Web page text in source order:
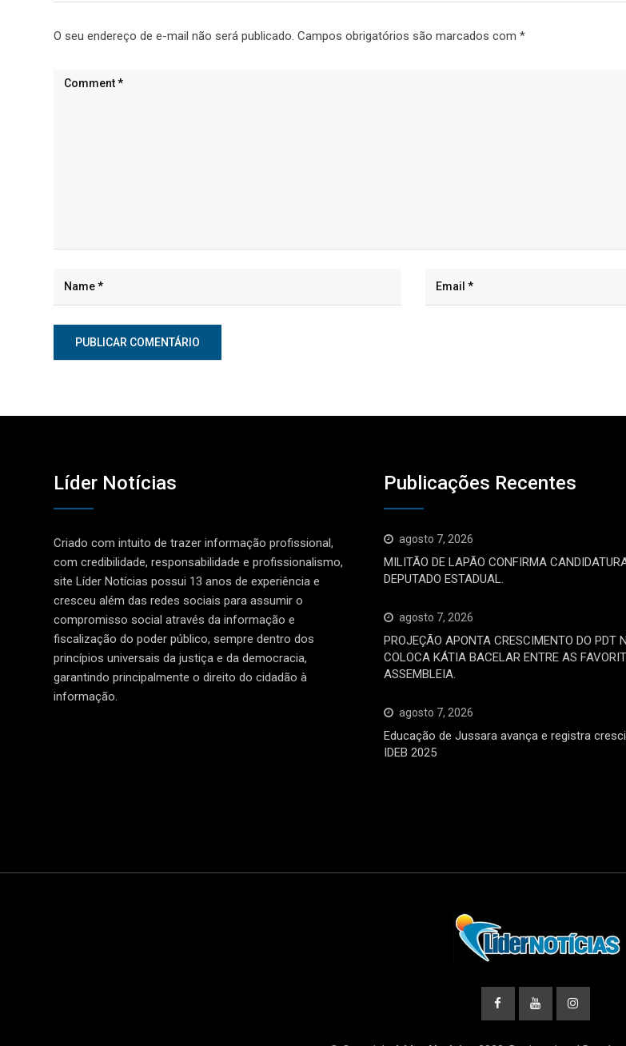
O seu endereço de e-mail não será publicado. Campos obrigatórios são marcados com *
Líder Notícias
Criado com intuito de trazer informação profissional,
com credibilidade, responsabilidade e profissionalismo,
site Líder Notícias possui 13 anos de experiência e
cresceu além das redes sociais para assumir o
compromisso social através da informação e
fiscalização do poder público, sempre dentro dos
princípios universais da justiça e da democracia,
garantindo principalmente o direito do cidadão à
informação.
Publicações Recentes
agosto 7, 2026
MILITÃO DE LAPÃO CONFIRMA
DEPUTADO ESTADUAL.
agosto 7, 2026
PROJEÇÃO APONTA CRESCIMENTO DO PDT
COLOCA KÁTIA BACELAR ENTRE AS
ASSEMBLEIA.
agosto 7, 2026
Educação de Jussara avança e registra
IDEB 2025